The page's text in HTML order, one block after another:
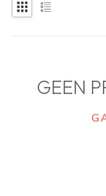
GEEN